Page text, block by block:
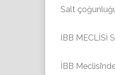
Salt
İBB MECLİSİ
İBB